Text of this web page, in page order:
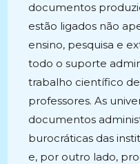
documentos
estão ligados não
ensino, pesquisa e
todo o suporte
trabalho científico
professores. As
documentos
burocráticas das
e, por outro lado,